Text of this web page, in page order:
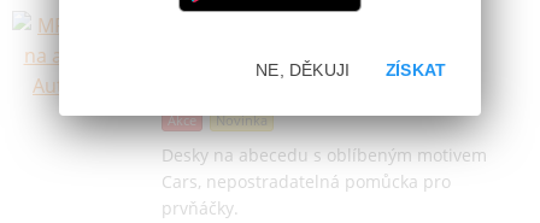
Akce Novinka
Desky na abecedu s oblíbeným motivem
Cars, nepostradatelná pomůcka pro
prvňáčky.
ZÍSKAT
NE, DĚKUJI